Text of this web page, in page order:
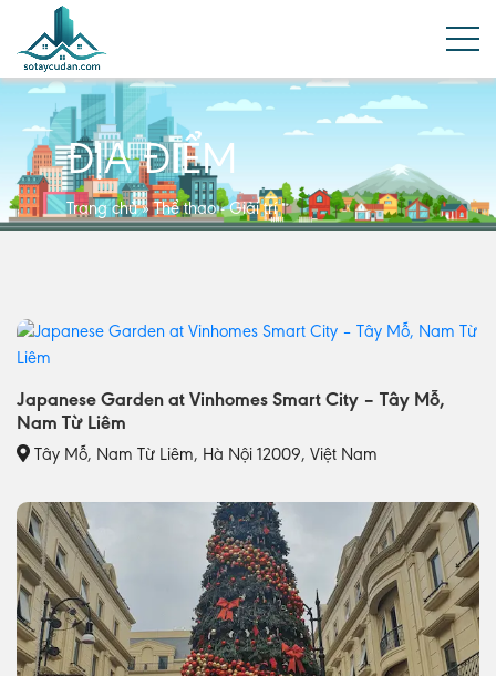
ĐỊA ĐIỂM
Trang chủ»Thể thao - Giải trí
Japanese Garden at Vinhomes Smart City – Tây Mỗ,
Nam Từ Liêm
Tây Mỗ, Nam Từ Liêm, Hà Nội 12009, Việt Nam